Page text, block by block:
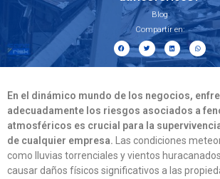
Blog
Compartir en:
En el dinámico mundo de los negocios,
adecuadamente los riesgos asociados a
atmosféricos es crucial para la
de cualquier empresa. Las condiciones
como lluvias torrenciales y vientos
causar daños físicos significativos a las